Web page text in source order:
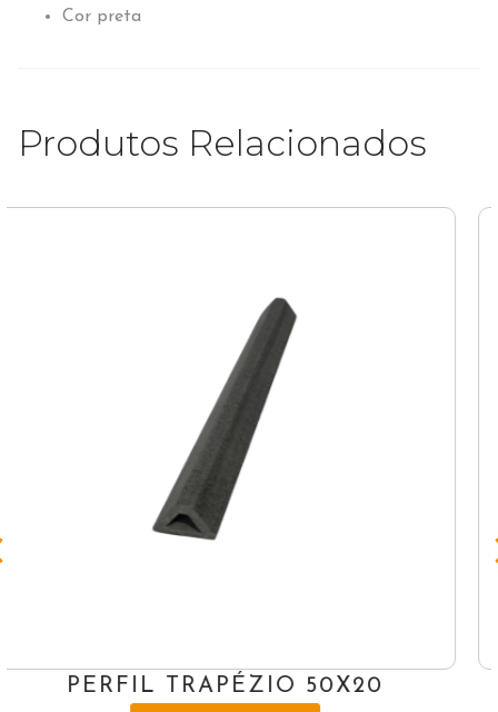
Cor preta
Produtos Relacionados
AQUECEDOR SOLAR VÁCUO